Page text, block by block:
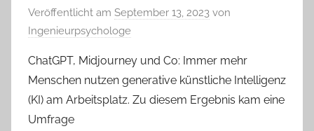
Veröffentlicht am September 13, 2023 von
Ingenieurpsychologe
ChatGPT, Midjourney und Co: Immer mehr
Menschen nutzen generative künstliche Intelligenz
(KI) am Arbeitsplatz. Zu diesem Ergebnis kam eine
Umfrage